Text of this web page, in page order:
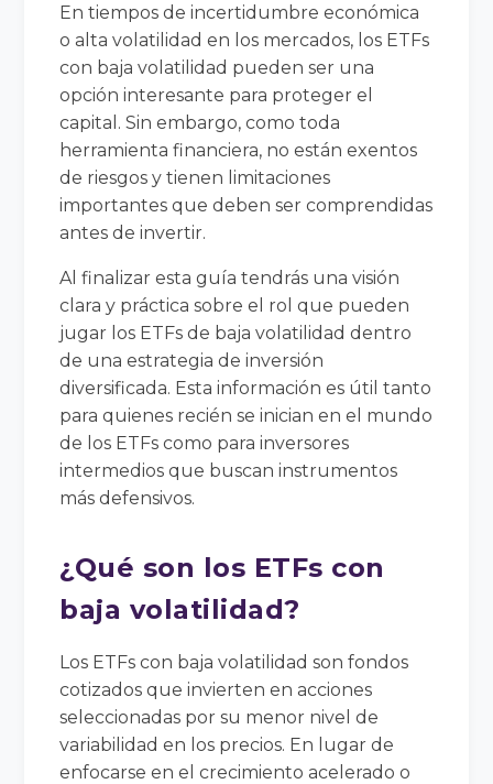
En tiempos de incertidumbre económica
o alta volatilidad en los mercados, los ETFs
con baja volatilidad pueden ser una
opción interesante para proteger el
capital. Sin embargo, como toda
herramienta financiera, no están exentos
de riesgos y tienen limitaciones
importantes que deben ser comprendidas
antes de invertir.
Al finalizar esta guía tendrás una visión
clara y práctica sobre el rol que pueden
jugar los ETFs de baja volatilidad dentro
de una estrategia de inversión
diversificada. Esta información es útil tanto
para quienes recién se inician en el mundo
de los ETFs como para inversores
intermedios que buscan instrumentos
más defensivos.
¿Qué son los ETFs con
baja volatilidad?
Los ETFs con baja volatilidad son fondos
cotizados que invierten en acciones
seleccionadas por su menor nivel de
variabilidad en los precios. En lugar de
enfocarse en el crecimiento acelerado o